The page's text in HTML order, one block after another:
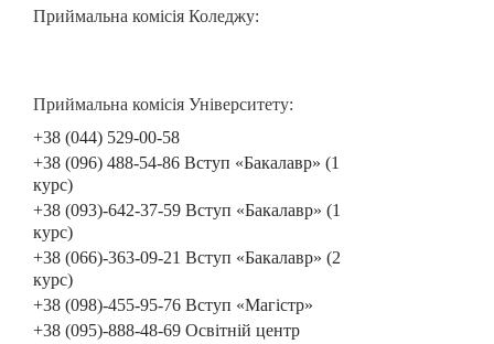
Приймальна комісія Коледжу:
Приймальна комісія Університету:
+38 (044) 529-00-58
+38 (096) 488-54-86 Вступ «Бакалавр» (1
курс)
+38 (093)-642-37-59 Вступ «Бакалавр» (1
курс)
+38 (066)-363-09-21 Вступ «Бакалавр» (2
курс)
+38 (098)-455-95-76 Вступ «Магістр»
+38 (095)-888-48-69 Освітній центр